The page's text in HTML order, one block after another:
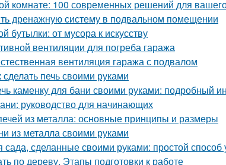
комнате: 100 современных решений для
дренажную систему в подвальном помещении
бутылки: от мусора к искусству
вентиляции для погреба гаража
вентиляция гаража с подвалом
печь своими руками
каменку для бани своими руками: подробный
руководство для начинающих
из металла: основные принципы и размеры
из металла своими руками
сделанные своими руками: простой способ
по дереву. Этапы подготовки к работе